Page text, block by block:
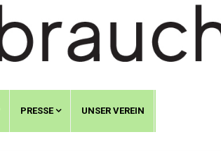
PRESSE UNSER VEREIN